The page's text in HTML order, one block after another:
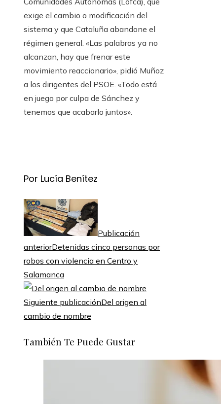
exige el cambio o modificación del
sistema y que Cataluña abandone el
régimen general. «Las palabras ya no
alcanzan, hay que frenar este
movimiento reaccionario», pidió Muñoz
a los dirigentes del PSOE. «Todo está
en juego por culpa de Sánchez y
tenemos que acabarlo juntos».
Por Lucía Benítez
Publicación
anteriorDetenidas cinco personas por
robos con violencia en Centro y
Salamanca
Siguiente publicaciónDel origen al
cambio de nombre
También Te Puede Gustar